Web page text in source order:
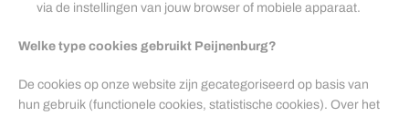
via de instellingen van jouw browser of mobiele apparaat.
Welke type cookies gebruikt Peijnenburg?
De cookies op onze website zijn gecategoriseerd op basis van
hun gebruik (functionele cookies, statistische cookies). Over het